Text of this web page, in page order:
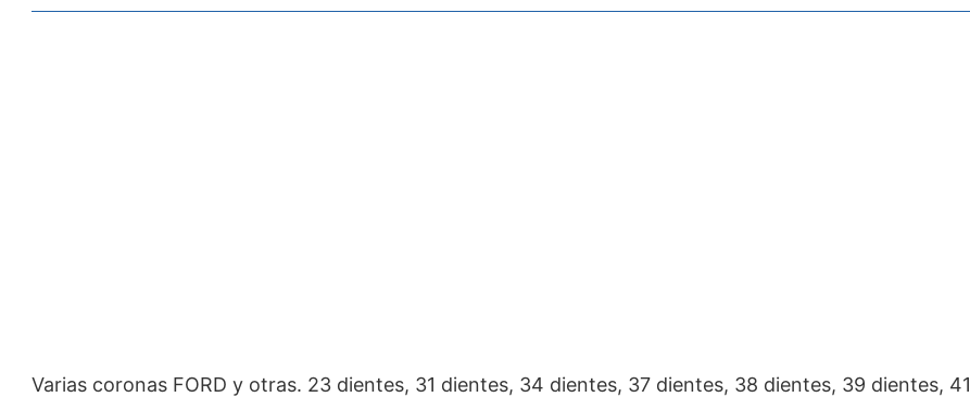
Varias coronas FORD y otras. 23 dientes, 31 dientes, 34 dientes, 37 dientes, 38 dientes, 39 dientes, 41